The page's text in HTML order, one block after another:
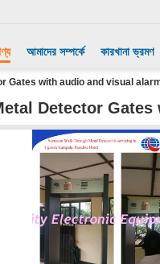
আমাদের সম্পর্কে কারখানা ভ্রমণ
Gates with audio and visual
Detector